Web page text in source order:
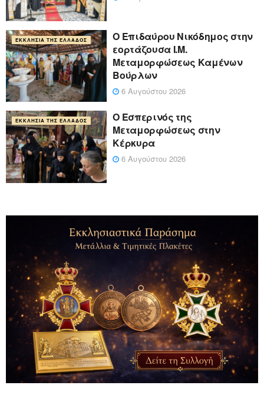
ΕΚΚΛΗΣΊΑ ΤΗΣ ΕΛΛΆΔΟΣ
Ο Επιδαύρου Νικόδημος στην
εορτάζουσα Ι.Μ.
Μεταμορφώσεως Καμένων
Βούρλων
6 Αυγούστου 2026
ΕΚΚΛΗΣΊΑ ΤΗΣ ΕΛΛΆΔΟΣ
Ο Εσπερινός της
Μεταμορφώσεως στην
Κέρκυρα
6 Αυγούστου 2026